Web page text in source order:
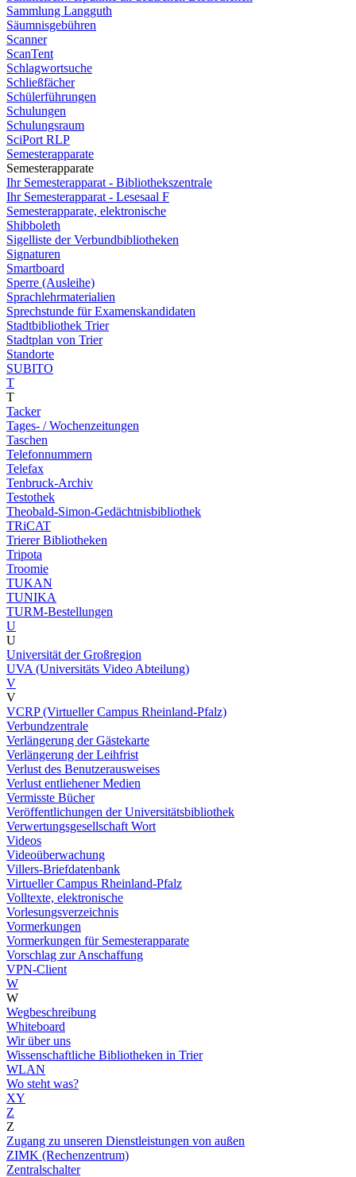
Sammlung Langguth
Säumnisgebühren
Scanner
ScanTent
Schlagwortsuche
Schließfächer
Schülerführungen
Schulungen
Schulungsraum
SciPort RLP
Semesterapparate
Semesterapparate
Ihr Semesterapparat - Bibliothekszentrale
Ihr Semesterapparat - Lesesaal F
Semesterapparate, elektronische
Shibboleth
Sigelliste der Verbundbibliotheken
Signaturen
Smartboard
Sperre (Ausleihe)
Sprachlehrmaterialien
Sprechstunde für Examenskandidaten
Stadtbibliothek Trier
Stadtplan von Trier
Standorte
SUBITO
T
T
Tacker
Tages- / Wochenzeitungen
Taschen
Telefonnummern
Telefax
Tenbruck-Archiv
Testothek
Theobald-Simon-Gedächtnisbibliothek
TRiCAT
Trierer Bibliotheken
Tripota
Troomie
TUKAN
TUNIKA
TURM-Bestellungen
U
U
Universität der Großregion
UVA (Universitäts Video Abteilung)
V
V
VCRP (Virtueller Campus Rheinland-Pfalz)
Verbundzentrale
Verlängerung der Gästekarte
Verlängerung der Leihfrist
Verlust des Benutzerausweises
Verlust entliehener Medien
Vermisste Bücher
Veröffentlichungen der Universitätsbibliothek
Verwertungsgesellschaft Wort
Videos
Videoüberwachung
Villers-Briefdatenbank
Virtueller Campus Rheinland-Pfalz
Volltexte, elektronische
Vorlesungsverzeichnis
Vormerkungen
Vormerkungen für Semesterapparate
Vorschlag zur Anschaffung
VPN-Client
W
W
Wegbeschreibung
Whiteboard
Wir über uns
Wissenschaftliche Bibliotheken in Trier
WLAN
Wo steht was?
XY
Z
Z
Zugang zu unseren Dienstleistungen von außen
ZIMK (Rechenzentrum)
Zentralschalter